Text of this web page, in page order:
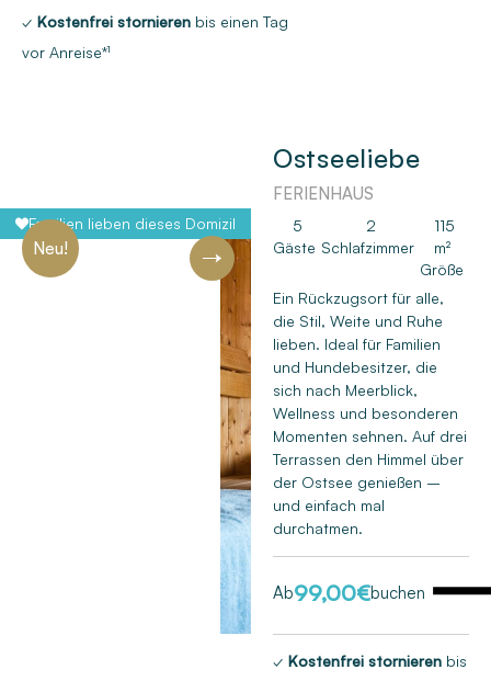
✓ Kostenfrei stornieren bis einen Tag
vor Anreise*¹
Familien lieben dieses Domizil
Neu!
Next
Ostseeliebe
FERIENHAUS
5
Gäste
2
Schlafzimmer
115
m²
Größe
Ein Rückzugsort für alle,
die Stil, Weite und Ruhe
lieben. Ideal für Familien
und Hundebesitzer, die
sich nach Meerblick,
Wellness und besonderen
Momenten sehnen. Auf drei
Terrassen den Himmel über
der Ostsee genießen –
und einfach mal
durchatmen.
Ab99,00€buchen
✓ Kostenfrei stornieren bis